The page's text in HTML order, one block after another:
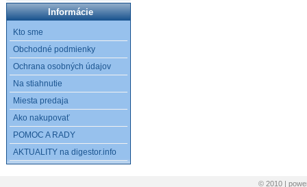
Informácie
Kto sme
Obchodné podmienky
Ochrana osobných údajov
Na stiahnutie
Miesta predaja
Ako nakupovať
POMOC A RADY
AKTUALITY na digestor.info
© 2010 |